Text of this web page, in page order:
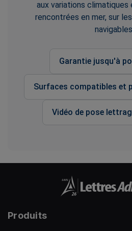
aux variations climatiques
rencontrées en mer, sur
Garantie jusqu'à
Surfaces compatibles et
Vidéo de pose
Produits